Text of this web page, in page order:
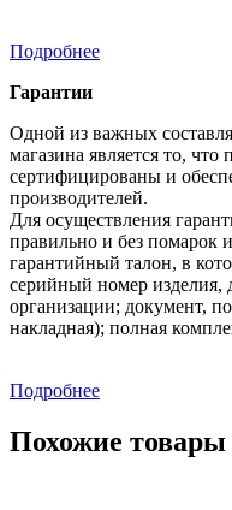
Подробнее
Гарантии
Одной из важных
магазина является то,
сертифицированы и
производителей.
Для осуществления
правильно и без помарок
гарантийный талон, в
серийный номер изделия,
организации; документ,
накладная); полная
Подробнее
Похожие товары